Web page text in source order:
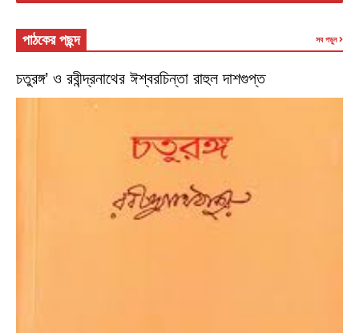
পাঠকের পছন্দ সব পড়ুন
চতুরঙ্গ’ ও রবীন্দ্রনাথের ঈশ্বরচিন্তা রাহুল দাশগুপ্ত